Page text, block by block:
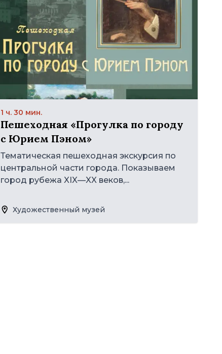
1 ч. 30 мин.
Пешеходная «Прогулка по городу
с Юрием Пэном»
Тематическая пешеходная экскурсия по
центральной части города. Показываем
город рубежа XIX—XX веков,...
Художественный музей